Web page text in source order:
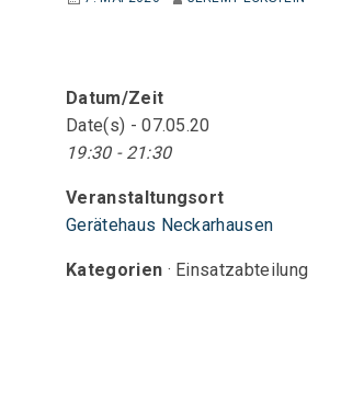
Datum/Zeit
Date(s) - 07.05.20
19:30 - 21:30
Veranstaltungsort
Gerätehaus Neckarhausen
Kategorien · Einsatzabteilung